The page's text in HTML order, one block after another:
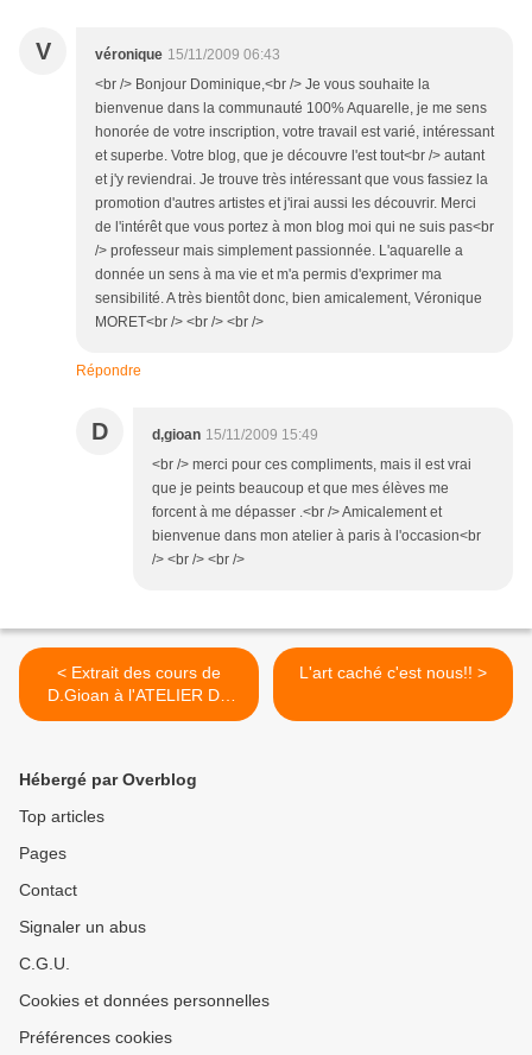
V véronique 15/11/2009 06:43
<br /> Bonjour Dominique,<br /> Je vous souhaite la
bienvenue dans la communauté 100% Aquarelle, je me sens
honorée de votre inscription, votre travail est varié, intéressant
et superbe. Votre blog, que je découvre l'est tout<br /> autant
et j'y reviendrai. Je trouve très intéressant que vous fassiez la
promotion d'autres artistes et j'irai aussi les découvrir. Merci
de l'intérêt que vous portez à mon blog moi qui ne suis pas<br
/> professeur mais simplement passionnée. L'aquarelle a
donnée un sens à ma vie et m'a permis d'exprimer ma
sensibilité. A très bientôt donc, bien amicalement, Véronique
MORET<br /> <br /> <br />
Répondre
D d,gioan 15/11/2009 15:49
<br /> merci pour ces compliments, mais il est vrai
que je peints beaucoup et que mes élèves me
forcent à me dépasser .<br /> Amicalement et
bienvenue dans mon atelier à paris à l'occasion<br
/> <br /> <br />
< Extrait des cours de
D.Gioan à l'ATELIER DU
PASSAGE
L'art caché c'est nous!! >
Hébergé par Overblog
Top articles
Pages
Contact
Signaler un abus
C.G.U.
Cookies et données personnelles
Préférences cookies